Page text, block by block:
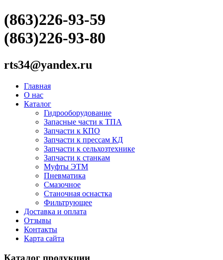
(863)226-93-59
(863)226-93-80
rts34@yandex.ru
Главная
О нас
Каталог
Гидрооборудование
Запасные части к ТПА
Запчасти к КПО
Запчасти к прессам КД
Запчасти к сельхозтехнике
Запчасти к станкам
Муфты ЭТМ
Пневматика
Смазочное
Станочная оснастка
Фильтрующее
Доставка и оплата
Отзывы
Контакты
Карта сайта
Каталог продукции